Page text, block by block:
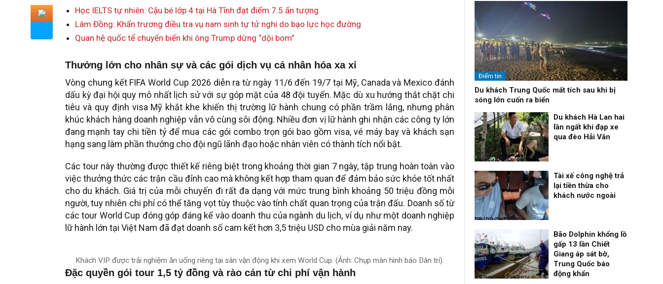
Học IELTS tự nhiên: Cậu bé lớp 4 tại Hà Tĩnh đạt điểm 7.5 ấn tượng
Lâm Đồng: Khẩn trương điều tra vụ nam sinh tự tử nghi do bạo lực học đường
Quan hệ quốc tế chuyển biến khi ông Trump dừng “dội bom”
Thưởng lớn cho nhân sự và các gói dịch vụ cá nhân hóa xa xỉ
Vòng chung kết FIFA World Cup 2026 diễn ra từ ngày 11/6 đến 19/7 tại Mỹ, Canada và Mexico đánh
dấu kỳ đại hội quy mô nhất lịch sử với sự góp mặt của 48 đội tuyển. Mặc dù xu hướng thắt chặt chi
tiêu và quy định visa Mỹ khắt khe khiến thị trường lữ hành chung có phần trầm lắng, nhưng phân
khúc khách hàng doanh nghiệp vẫn vô cùng sôi động. Nhiều đơn vị lữ hành ghi nhận các công ty lớn
đang mạnh tay chi tiền tỷ để mua các gói combo trọn gói bao gồm visa, vé máy bay và khách sạn
hạng sang làm phần thưởng cho đội ngũ lãnh đạo hoặc nhân viên có thành tích nổi bật.
Các tour này thường được thiết kế riêng biệt trong khoảng thời gian 7 ngày, tập trung hoàn toàn vào
việc thưởng thức các trận cầu đỉnh cao mà không kết hợp tham quan để đảm bảo sức khỏe tốt nhất
cho du khách. Giá trị của mỗi chuyến đi rất đa dạng với mức trung bình khoảng 50 triệu đồng mỗi
người, tuy nhiên chi phí có thể tăng vọt tùy thuộc vào tính chất quan trọng của trận đấu. Doanh số từ
các tour World Cup đóng góp đáng kể vào doanh thu của ngành du lịch, ví dụ như một doanh nghiệp
lữ hành lớn tại Việt Nam đã đạt doanh số cam kết hơn 3,5 triệu USD cho mùa giải năm nay.
Khách VIP được trải nghiệm ăn uống riêng tại sân vận động khi xem World Cup. (Ảnh: Chụp màn hình báo Dân trí).
Đặc quyền gói tour 1,5 tỷ đồng và rào cản từ chi phí vận hành
Điểm tin
Du khách Trung Quốc mất tích sau khi bị
sóng lớn cuốn ra biển
Thời sự
08/08/26, 13:10
Du khách Hà Lan hai
lần ngất khi đạp xe
qua đèo Hải Vân
Nhịp sống 24h
08/08/26, 09:06
Tài xế công nghệ trả
lại tiền thừa cho
khách nước ngoài
Thời sự
07/08/26, 23:28
Bão Dolphin khổng lồ
gấp 13 lần Chiết
Giang áp sát bờ,
Trung Quốc báo
động khẩn